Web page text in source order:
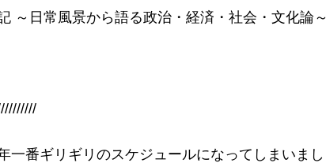
～日常風景から語る政治・経済・社会・文化論～
一番ギリギリのスケジュールになってしまいまし